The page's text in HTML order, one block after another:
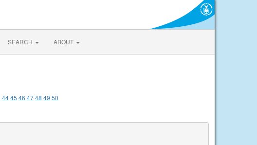
SEARCH ABOUT
4445 46 4748 49 50